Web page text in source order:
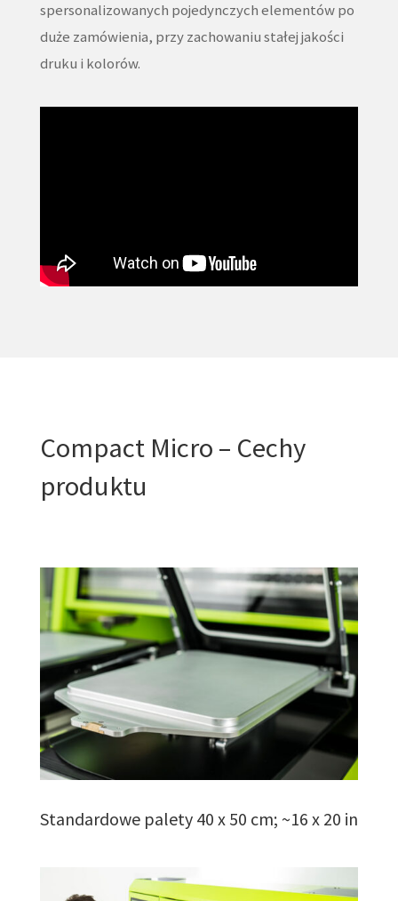
spersonalizowanych pojedynczych elementów po
duże zamówienia, przy zachowaniu stałej jakości
druku i kolorów.
Compact Micro – Cechy
produktu
Standardowe palety 40 x 50 cm; ~16 x 20 in